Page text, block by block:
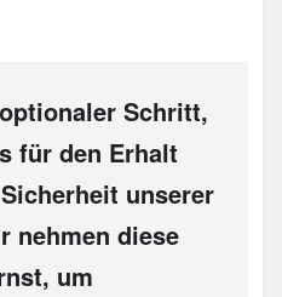
Schritt,
für den Erhalt
unserer
nehmen diese
um